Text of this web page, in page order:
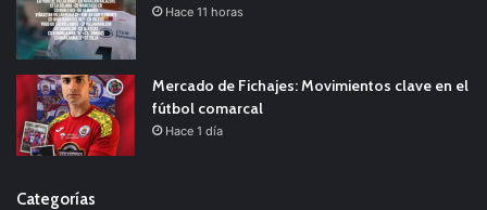
Hace 11 horas
Mercado de Fichajes: Movimientos clave en el
fútbol comarcal
Hace 1 día
Categorías